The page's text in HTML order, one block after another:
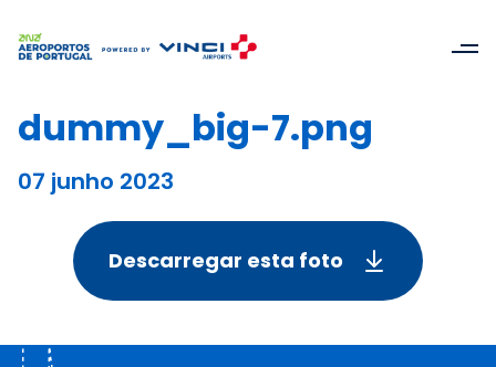
dummy_big-7.png
07 junho 2023
Descarregar esta foto